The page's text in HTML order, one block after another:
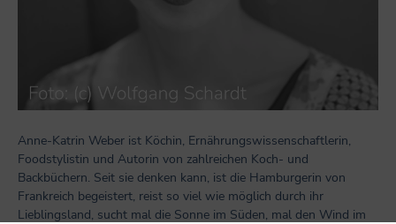
Anne-Katrin Weber ist Köchin, Ernährungswissenschaftlerin,
Foodstylistin und Autorin von zahlreichen Koch- und
Backbüchern. Seit sie denken kann, ist die Hamburgerin von
Frankreich begeistert, reist so viel wie möglich durch ihr
Lieblingsland, sucht mal die Sonne im Süden, mal den Wind im